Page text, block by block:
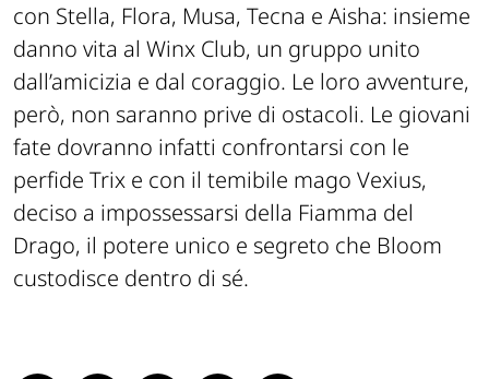
con Stella, Flora, Musa, Tecna e Aisha: insieme
danno vita al Winx Club, un gruppo unito
dall’amicizia e dal coraggio. Le loro avventure,
però, non saranno prive di ostacoli. Le giovani
fate dovranno infatti confrontarsi con le
perfide Trix e con il temibile mago Vexius,
deciso a impossessarsi della Fiamma del
Drago, il potere unico e segreto che Bloom
custodisce dentro di sé.